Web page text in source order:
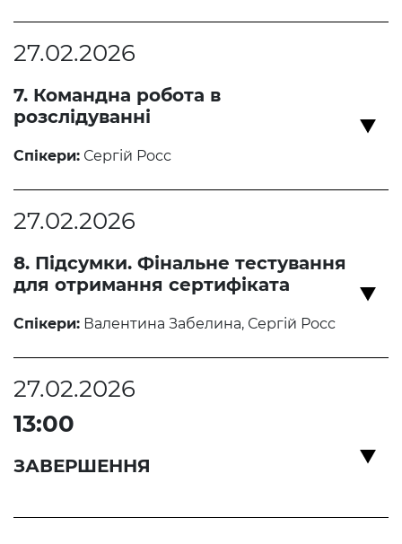
27.02.2026
7. Командна робота в
розслідуванні
Спікери:Сергій Росс
27.02.2026
8. Підсумки. Фінальне тестування
для отримання сертифіката
Спікери:Валентина Забелина, Сергій Росс
27.02.2026
13:00
ЗАВЕРШЕННЯ